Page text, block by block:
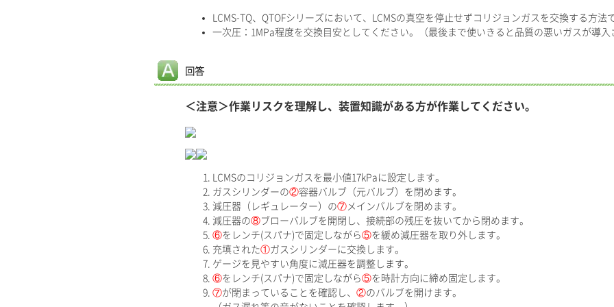
LCMS-TQ、QTOFシリーズにおいて、LCMSの真空を停止せずコリジョンガスを交換する方法
一次圧：1MPa程度を交換目安としてください。（最後まで使いきると品質の悪いガスが導
回答
＜注意＞作業リスクを理解し、装置知識がある方が作業してください。
LCMSのコリジョンガスを最小値17kPaに設定します。
ガスシリンダーの②容器バルブ（元バルブ）を閉めます。
減圧器（レギュレーター）の⑦メインバルブを閉めます。
減圧器の⑧ブローバルブを開閉し、接続部の残圧を抜いてから閉めます。
⑥をレンチ(スパナ)で固定しながら⑤を緩め減圧器を取り外します。
充填された①ガスシリンダーに交換します。
ゲージを見やすい角度に減圧器を調整します。
⑥をレンチ(スパナ)で固定しながら⑤を時計方向に締め固定します。
⑦が閉まっていることを確認し、 ②のバルブを開けます。